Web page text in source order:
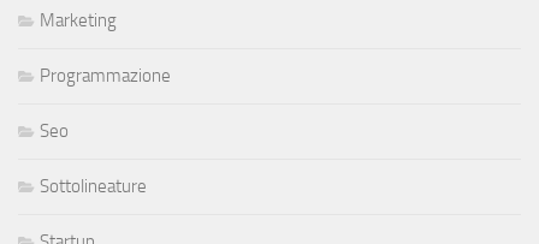
Marketing
Programmazione
Seo
Sottolineature